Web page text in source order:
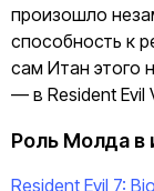
произошло
способность к
сам Итан этого
— в Resident Evil
Роль Молда в
Resident Evil 7: